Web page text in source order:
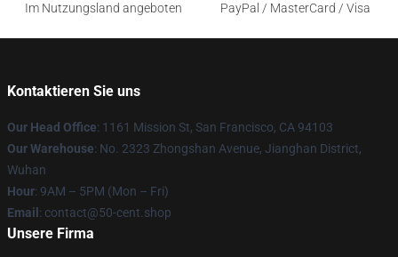
Im Nutzungsland angeboten
PayPal / MasterCard / Visa
Kontaktieren Sie uns
Our Head Office: 1161 Mission St, San Francisco, CA 94103
Our Warehouse: No. 2323 Zhongshan Avenue, Jianghan District,
Wuhan
Hour: 9AM – 5PM (Mon – Fri)
Email : contact@50-cent.shop
Unsere Firma